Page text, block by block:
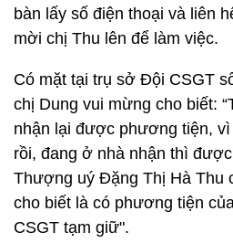
bàn lấy số điện thoại và liên
mời chị Thu lên để làm việc.
Có mặt tại trụ sở Đội CSGT
chị Dung vui mừng cho biết:
nhận lại được phương tiện,
rồi, đang ở nhà nhận thì
Thượng uý Đặng Thị Hà Thu
cho biết là có phương tiện
CSGT tạm giữ".